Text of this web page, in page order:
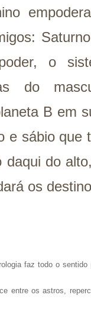
o
do
B em
e sábio que
daqui do
os
faz todo o
entre os astros,